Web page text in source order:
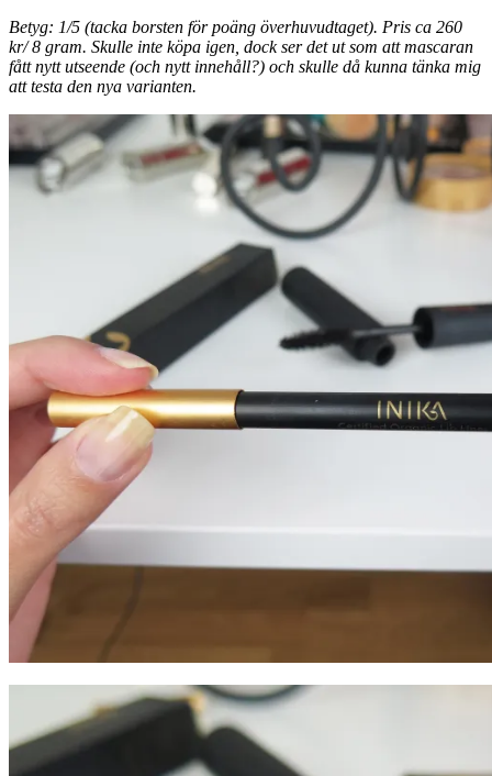
Betyg: 1/5 (tacka borsten för poäng överhuvudtaget). Pris ca 260
kr/ 8 gram. Skulle inte köpa igen, dock ser det ut som att mascaran
fått nytt utseende (och nytt innehåll?) och skulle då kunna tänka mig
att testa den nya varianten.